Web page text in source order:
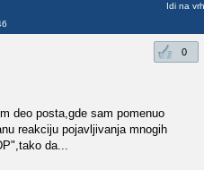
Idi na vrh
0
deo posta,gde sam pomenuo
reakciju pojavljivanja mnogih
da...